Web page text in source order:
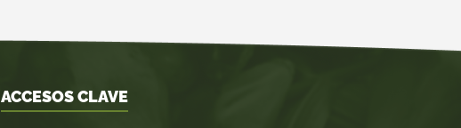
ACCESOS CLAVE